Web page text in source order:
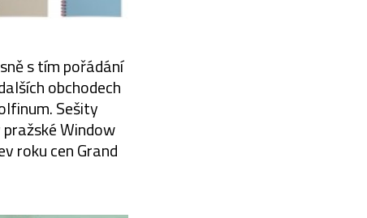
s tím pořádání
obchodech
Sešity
Window
roku cen Grand